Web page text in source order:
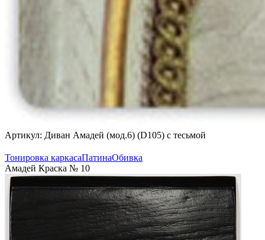
Артикул: Диван Амадей (мод.6) (D105) с тесьмой
Тонировка каркасаПатинаОбивка
Амадей Краска № 10